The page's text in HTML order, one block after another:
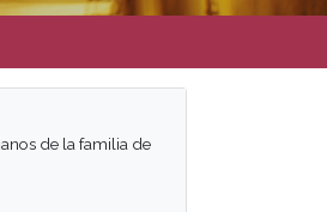
de la familia de